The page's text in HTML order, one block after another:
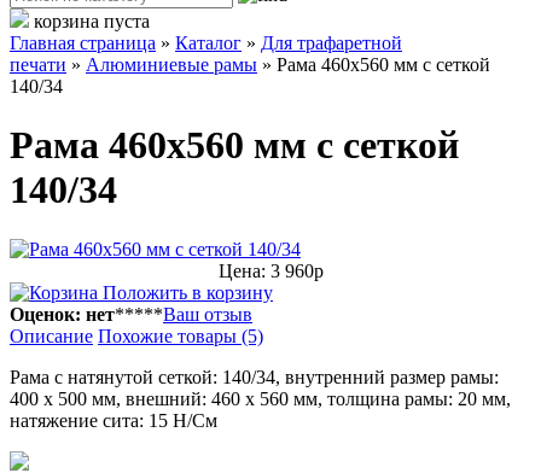
корзина пуста
Главная страница » Каталог » Для трафаретной
печати » Алюминиевые рамы » Рама 460x560 мм с сеткой
140/34
Рама 460x560 мм с сеткой
140/34
Цена: 3 960р
Положить в корзину
Оценок: нет*****Ваш отзыв
Описание Похожие товары (5)
Рама с натянутой сеткой: 140/34, внутренний размер рамы:
400 х 500 мм, внешний: 460 х 560 мм, толщина рамы: 20 мм,
натяжение сита: 15 Н/См